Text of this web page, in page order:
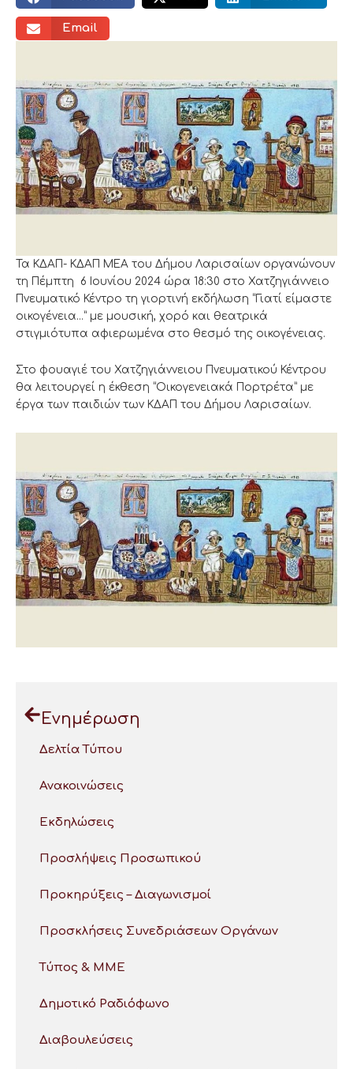
Email
Τα ΚΔΑΠ- ΚΔΑΠ ΜΕΑ του Δήμου Λαρισαίων οργανώνουν
τη Πέμπτη 6 Ιουνίου 2024 ώρα 18:30 στο Χατζηγιάννειο
Πνευματικό Κέντρο τη γιορτινή εκδήλωση “Γιατί είμαστε
οικογένεια…” με μουσική, χορό και θεατρικά
στιγμιότυπα αφιερωμένα στο θεσμό της οικογένειας.
Στο φουαγιέ του Χατζηγιάννειου Πνευματικού Κέντρου
θα λειτουργεί η έκθεση “Οικογενειακά Πορτρέτα” με
έργα των παιδιών των ΚΔΑΠ του Δήμου Λαρισαίων.
Ενημέρωση
Δελτία Τύπου
Ανακοινώσεις
Εκδηλώσεις
Προσλήψεις Προσωπικού
Προκηρύξεις – Διαγωνισμοί
Προσκλήσεις Συνεδριάσεων Οργάνων
Τύπος & ΜΜΕ
Δημοτικό Ραδιόφωνο
Διαβουλεύσεις